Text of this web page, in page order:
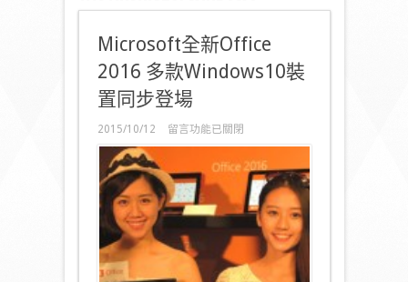
Microsoft全新Office
2016 多款Windows10裝
置同步登場
2015/10/12
在
〈Microsoft
新
Office
2016
多
款
Windows10
置
留言功能已關閉